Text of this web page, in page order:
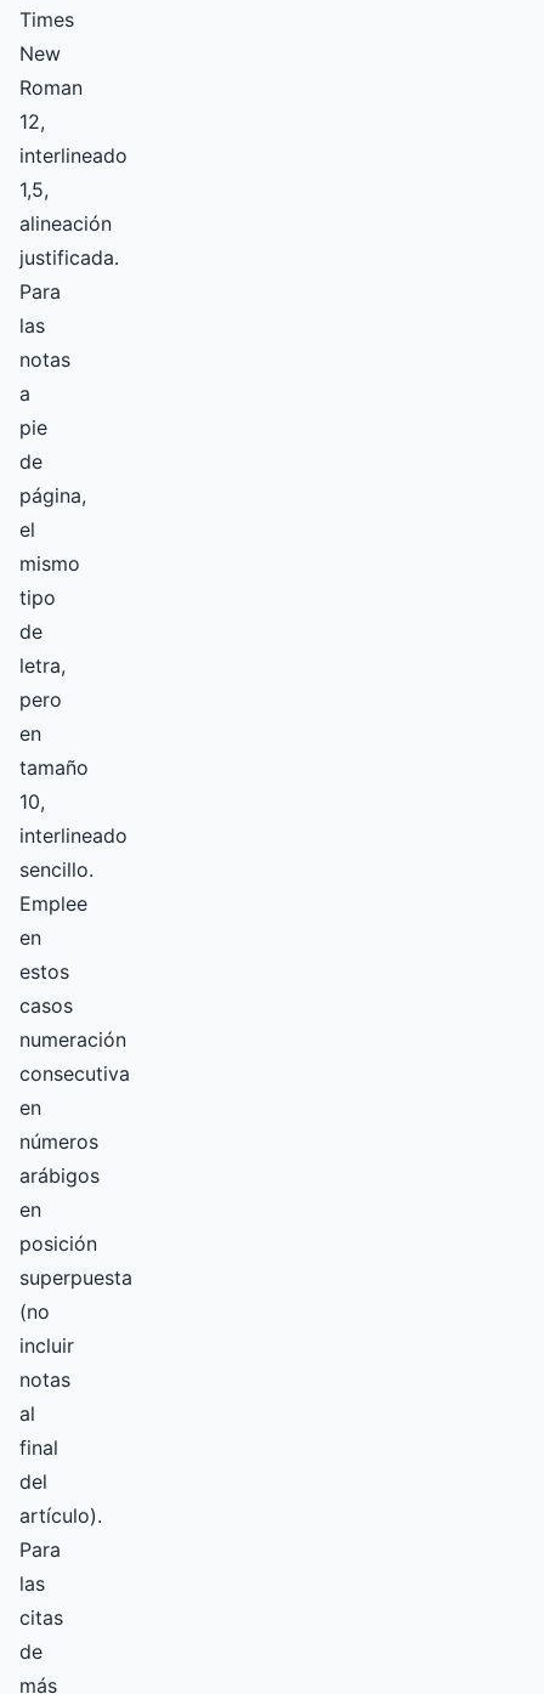
Times
New
Roman
12,
interlineado
1,5,
alineación
justificada.
Para
las
notas
a
pie
de
página,
el
mismo
tipo
de
letra,
pero
en
tamaño
10,
interlineado
sencillo.
Emplee
en
estos
casos
numeración
consecutiva
en
números
arábigos
en
posición
superpuesta
(no
incluir
notas
al
final
del
artículo).
Para
las
citas
de
más